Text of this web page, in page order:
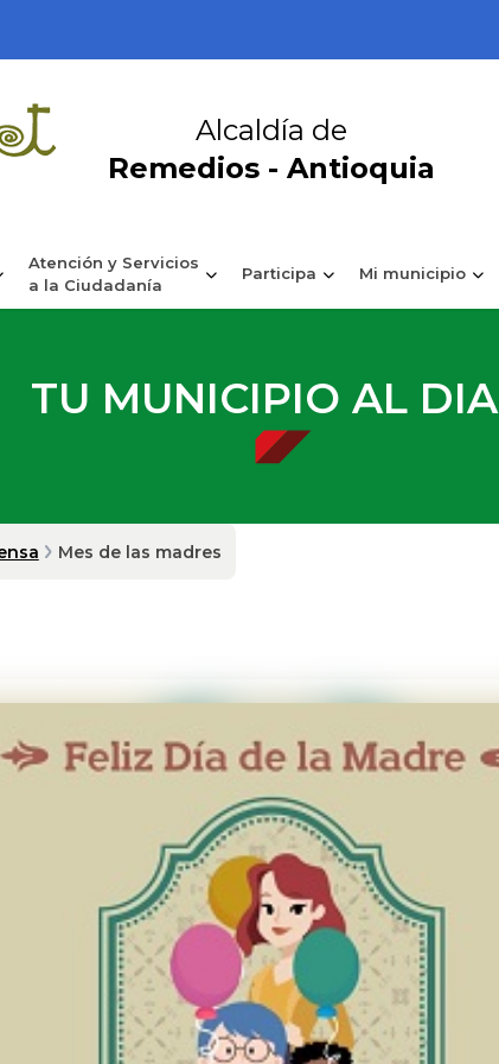
Alcaldía de
Remedios - Antioquia
Atención y Servicios
a la Ciudadanía
Participa Mi municipio
TU MUNICIPIO AL DIA
Mes de las madres